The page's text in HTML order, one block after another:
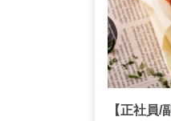
【正社員